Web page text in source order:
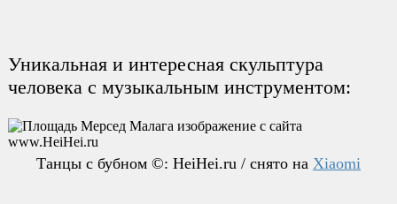
Уникальная и интересная скульптура
человека с музыкальным инструментом:
Танцы с бубном ©: HeiHei.ru / снято на Xiaomi